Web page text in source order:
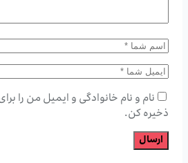
نام و نام خانوادگی و ایمیل من را
ذخیره کن.